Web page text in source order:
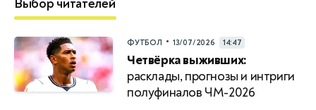
Выбор читателей
ФУТБОЛ • 13/07/2026 14:47
Четвёрка выживших:
расклады, прогнозы и интриги
полуфиналов ЧМ-2026